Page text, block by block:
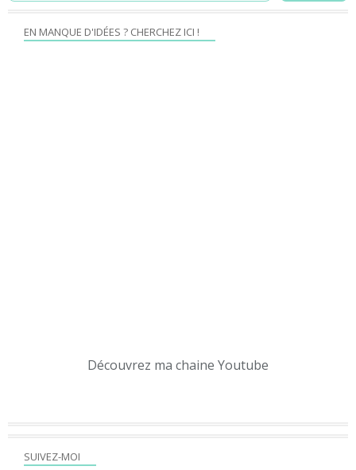
SUIVEZ-MOI
EN MANQUE D'IDÉES ? CHERCHEZ ICI !
Découvrez ma chaine Youtube